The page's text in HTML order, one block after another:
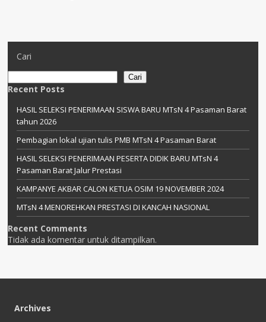
Cari
Cari
Recent Posts
HASIL SELEKSI PENERIMAAN SISWA BARU MTsN 4 Pasaman Barat
tahun 2026
Pembagian lokal ujian tulis PMB MTsN 4 Pasaman Barat
HASIL SELEKSI PENERIMAAN PESERTA DIDIK BARU MTsN 4
Pasaman Barat Jalur Prestasi
KAMPANYE AKBAR CALON KETUA OSIM 19 NOVEMBER 2024
MTsN 4 MENOREHKAN PRESTASI DI KANCAH NASIONAL
Recent Comments
Tidak ada komentar untuk ditampilkan.
Archives